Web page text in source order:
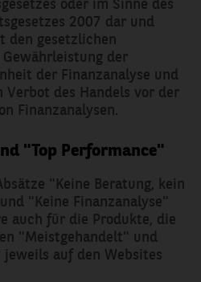
2007 dar und
den gesetzlichen
der
der Finanzanalyse und
Verbot des Handels vor der
Finanzanalysen.
"Top Performance"
"Keine Beratung, kein
"Keine Finanzanalyse"
auch für die Produkte, die
"Meistgehandelt" und
auf den Websites